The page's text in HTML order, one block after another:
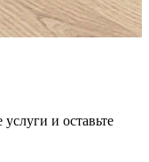
и оставьте